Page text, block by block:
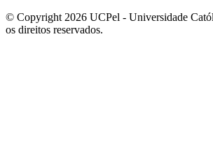
© Copyright 2026 UCPel - Universidade
os direitos reservados.